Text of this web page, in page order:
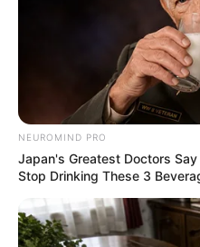
ดร.คฑา ชินบัญชร อาสากาชาดเ
ร้านพยากรณ์สิริวัฒนาเชสเชียร์
6 พ.ย. 2019
NEUROMIND PRO
Japan's Greatest Doctors
Stop Drinking These 3